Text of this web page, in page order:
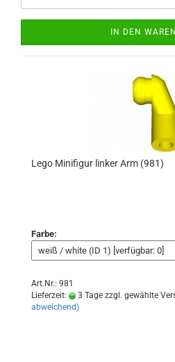
IN DEN
Lego Minifigur linker Arm (981)
Farbe:
Art.Nr.: 981
Lieferzeit:
3 Tage zzgl. gewählte
abweichend)